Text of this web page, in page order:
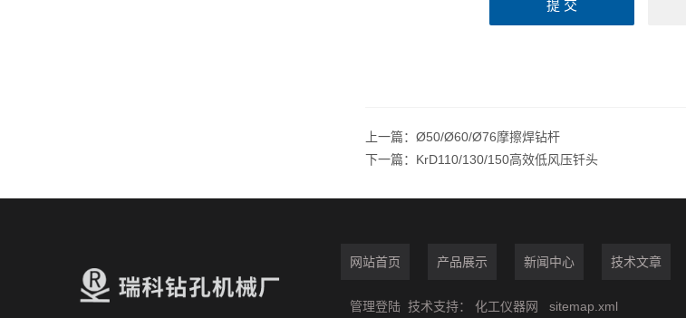
上一篇： Ø50/Ø60/Ø76摩擦焊钻杆
下一篇： KrD110/130/150高效低风压钎头
网站首页 产品展示 新闻中心 技术文章
管理登陆 技术支持： 化工仪器网 sitemap.xml